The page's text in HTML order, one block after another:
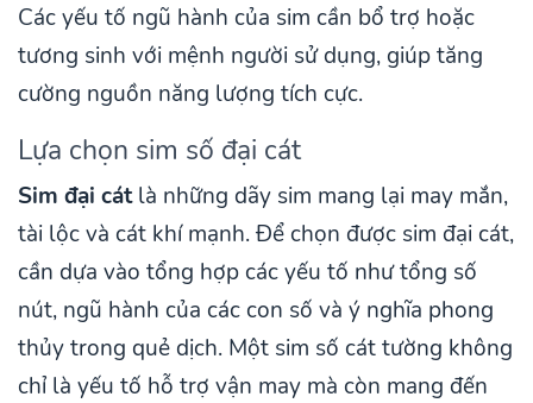
Các yếu tố ngũ hành của sim cần bổ trợ hoặc
tương sinh với mệnh người sử dụng, giúp tăng
cường nguồn năng lượng tích cực.
Lựa chọn sim số đại cát
Sim đại cátlà những dãy sim mang lại may mắn,
tài lộc và cát khí mạnh. Để chọn được sim đại cát,
cần dựa vào tổng hợp các yếu tố như tổng số
nút, ngũ hành của các con số và ý nghĩa phong
thủy trong quẻ dịch. Một sim số cát tường không
chỉ là yếu tố hỗ trợ vận may mà còn mang đến